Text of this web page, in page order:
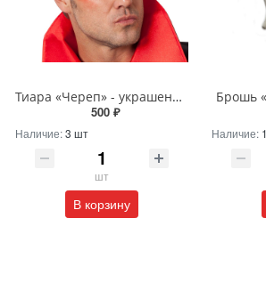
Тиара «Череп» - украшение на Хэллоуин
500 ₽
Наличие:3 шт
шт
В корзину
Брошь
Наличие: